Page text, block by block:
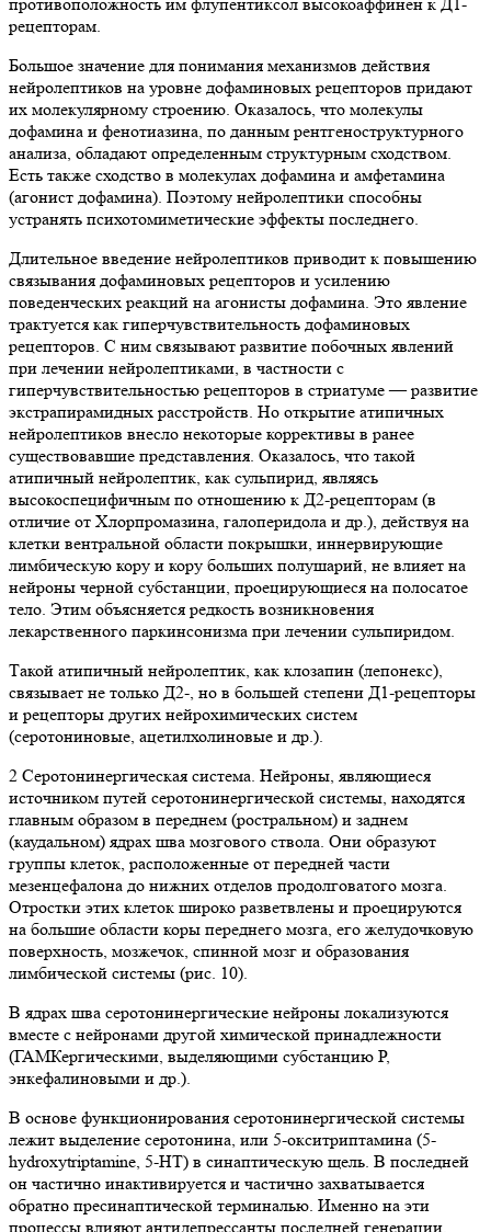
рецепторам.
Большое значение для понимания механизмов действия
нейролептиков на уровне дофаминовых рецепторов придают
их молекулярному строению. Оказалось, что молекулы
дофамина и фенотиазина, по данным рентгеноструктурного
анализа, обладают определенным структурным сходством.
Есть также сходство в молекулах дофамина и амфетамина
(агонист дофамина). Поэтому нейролептики способны
устранять психотомиметические эффекты последнего.
Длительное введение нейролептиков приводит к повышению
связывания дофаминовых рецепторов и усилению
поведенческих реакций на агонисты дофамина. Это явление
трактуется как гиперчувствительность дофаминовых
рецепторов. С ним связывают развитие побочных явлений
при лечении нейролептиками, в частности с
гиперчувствительностью рецепторов в стриатуме — развитие
экстрапирамидных расстройств. Но открытие атипичных
нейролептиков внесло некоторые коррективы в ранее
существовавшие представления. Оказалось, что такой
атипичный нейролептик, как сульпирид, являясь
высокоспецифичным по отношению к Д2-рецепторам (в
отличие от Хлорпромазина, галоперидола и др.), действуя на
клетки вентральной области покрышки, иннервирующие
лимбическую кору и кору больших полушарий, не влияет на
нейроны черной субстанции, проецирующиеся на полосатое
тело. Этим объясняется редкость возникновения
лекарственного паркинсонизма при лечении сульпиридом.
Такой атипичный нейролептик, как клозапин (лепонекс),
связывает не только Д2-, но в большей степени Д1-рецепторы
и рецепторы других нейрохимических систем
(серотониновые, ацетилхолиновые и др.).
2 Серотонинергическая система. Нейроны, являющиеся
источником путей серотонинергической системы, находятся
главным образом в переднем (ростральном) и заднем
(каудальном) ядрах шва мозгового ствола. Они образуют
группы клеток, расположенные от передней части
мезенцефалона до нижних отделов продолговатого мозга.
Отростки этих клеток широко разветвлены и проецируются
на большие области коры переднего мозга, его желудочковую
поверхность, мозжечок, спинной мозг и образования
лимбической системы (рис. 10).
В ядрах шва серотонинергические нейроны локализуются
вместе с нейронами другой химической принадлежности
(ГАМКергическими, выделяющими субстанцию P,
энкефалиновыми и др.).
В основе функционирования серотонинергической системы
лежит выделение серотонина, или 5-окситриптамина (5-
hydroxytriptamine, 5-HT) в синаптическую щель. В последней
он частично инактивируется и частично захватывается
обратно пресинаптической терминалью. Именно на эти
процессы влияют антидепрессанты последней генерации,